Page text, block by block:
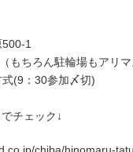
1
もちろん駐輪場もアリマ
(9：30参加〆切)
チェック↓